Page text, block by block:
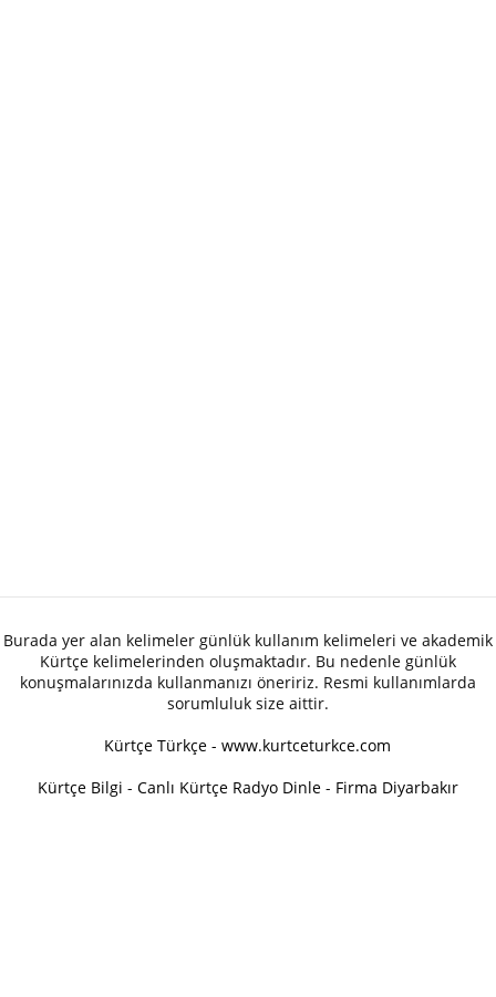
Burada yer alan kelimeler günlük kullanım kelimeleri ve akademik
Kürtçe kelimelerinden oluşmaktadır. Bu nedenle günlük
konuşmalarınızda kullanmanızı öneririz. Resmi kullanımlarda
sorumluluk size aittir.
Kürtçe Türkçe - www.kurtceturkce.com
Kürtçe Bilgi - Canlı Kürtçe Radyo Dinle - Firma Diyarbakır